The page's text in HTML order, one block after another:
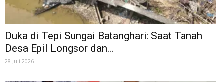
Duka di Tepi Sungai Batanghari: Saat Tanah
Desa Epil Longsor dan...
28 Juli 2026